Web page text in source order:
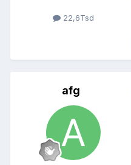
22,6Tsd
afg